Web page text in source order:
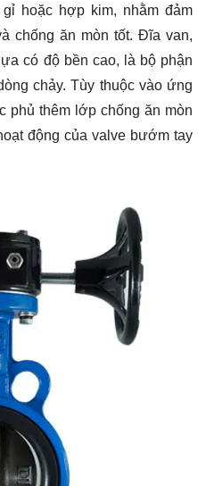
hoặc hợp kim, nhằm đảm
chống ăn mòn tốt. Đĩa van,
có độ bền cao, là bộ phận
chảy. Tùy thuộc vào ứng
phủ thêm lớp chống ăn mòn
động của valve bướm tay